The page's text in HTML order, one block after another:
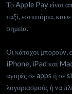
Το Apple Pay είναι
ταξί, εστιατόρια,
σημεία.
Οι κάτοχοι μπορούν,
iPhone, iPad και Mac
αγορές σε apps ή σε
λογαριασμούς ή να